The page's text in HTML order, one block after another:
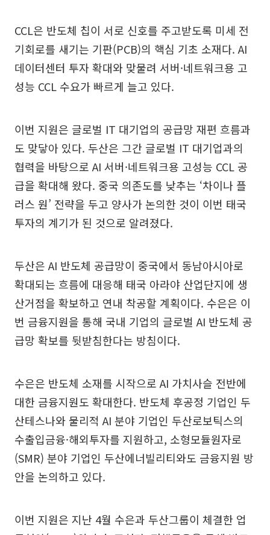
CCL은 반도체 칩이 서로 신호를 주고받도록 미세 전
기회로를 새기는 기판(PCB)의 핵심 기초 소재다. AI
데이터센터 투자 확대와 맞물려 서버·네트워크용 고
성능 CCL 수요가 빠르게 늘고 있다.
이번 지원은 글로벌 IT 대기업의 공급망 재편 흐름과
도 맞닿아 있다. 두산은 그간 글로벌 IT 대기업과의
협력을 바탕으로 AI 서버·네트워크용 고성능 CCL 공
급을 확대해 왔다. 중국 의존도를 낮추는 ‘차이나 플
러스 원’ 전략을 두고 양사가 논의한 것이 이번 태국
투자의 계기가 된 것으로 알려졌다.
두산은 AI 반도체 공급망이 중국에서 동남아시아로
확대되는 흐름에 대응해 태국 아라야 산업단지에 생
산거점을 확보하고 연내 착공할 계획이다. 수은은 이
번 금융지원을 통해 국내 기업의 글로벌 AI 반도체 공
급망 확보를 뒷받침한다는 방침이다.
수은은 반도체 소재를 시작으로 AI 가치사슬 전반에
대한 금융지원도 확대한다. 반도체 후공정 기업인 두
산테스나와 물리적 AI 분야 기업인 두산로보틱스의
수출입금융·해외투자를 지원하고, 소형모듈원자로
(SMR) 분야 기업인 두산에너빌리티와도 금융지원 방
안을 논의하고 있다.
이번 지원은 지난 4월 수은과 두산그룹이 체결한 업